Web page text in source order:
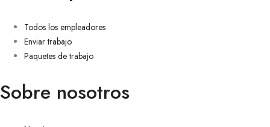
Todos los empleadores
Enviar trabajo
Paquetes de trabajo
Sobre nosotros